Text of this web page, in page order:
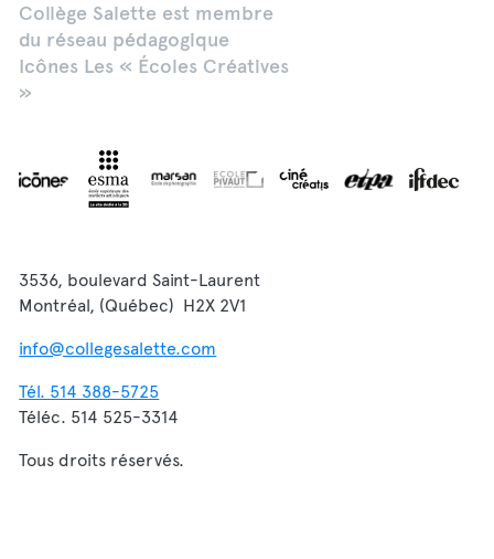
Collège Salette est membre
du réseau pédagogique
Icônes Les « Écoles Créatives
»
3536, boulevard Saint-Laurent
Montréal, (Québec) H2X 2V1
info@collegesalette.com
Tél. 514 388-5725
Téléc. 514 525-3314
Tous droits réservés.